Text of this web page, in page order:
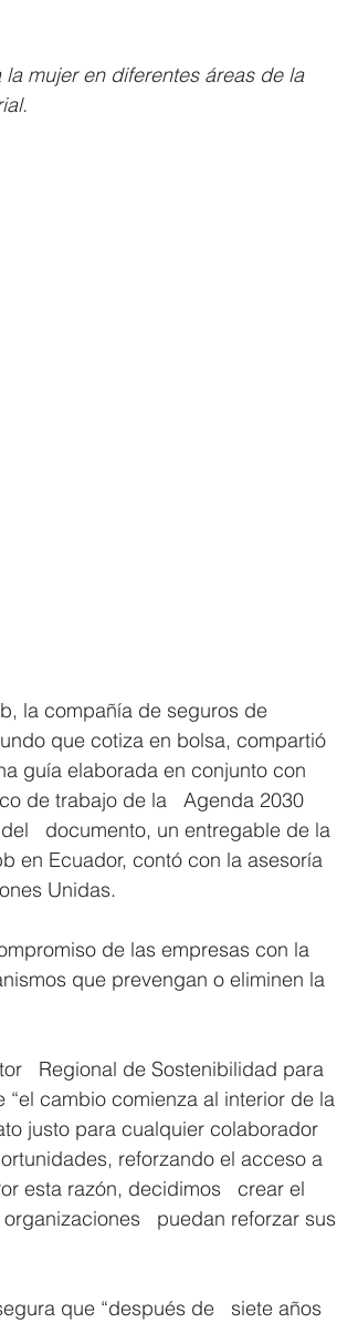
mujer en diferentes áreas de la
la compañía de seguros de
que cotiza en bolsa, compartió
guía elaborada en conjunto con
de trabajo de la   Agenda 2030
documento, un entregable de la
en Ecuador, contó con la asesoría
Unidas.
de las empresas con la
que prevengan o eliminen la
Regional de Sostenibilidad para
cambio comienza al interior de la
justo para cualquier colaborador
reforzando el acceso a
esta razón, decidimos   crear el
puedan reforzar sus
que “después de   siete años